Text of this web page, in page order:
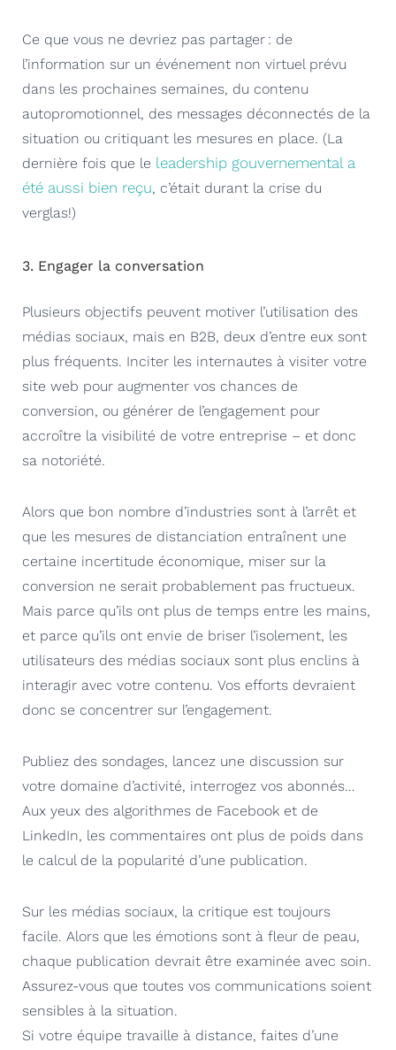
Ce que vous ne devriez pas partager : de
l’information sur un événement non virtuel prévu
dans les prochaines semaines, du contenu
autopromotionnel, des messages déconnectés de la
situation ou critiquant les mesures en place. (La
dernière fois que le leadership gouvernemental a
été aussi bien reçu, c’était durant la crise du
verglas!)
3. Engager la conversation
Plusieurs objectifs peuvent motiver l’utilisation des
médias sociaux, mais en B2B, deux d’entre eux sont
plus fréquents. Inciter les internautes à visiter votre
site web pour augmenter vos chances de
conversion, ou générer de l’engagement pour
accroître la visibilité de votre entreprise – et donc
sa notoriété.
Alors que bon nombre d’industries sont à l’arrêt et
que les mesures de distanciation entraînent une
certaine incertitude économique, miser sur la
conversion ne serait probablement pas fructueux.
Mais parce qu’ils ont plus de temps entre les mains,
et parce qu’ils ont envie de briser l’isolement, les
utilisateurs des médias sociaux sont plus enclins à
interagir avec votre contenu. Vos efforts devraient
donc se concentrer sur l’engagement.
Publiez des sondages, lancez une discussion sur
votre domaine d’activité, interrogez vos abonnés…
Aux yeux des algorithmes de Facebook et de
LinkedIn, les commentaires ont plus de poids dans
le calcul de la popularité d’une publication.
Sur les médias sociaux, la critique est toujours
facile. Alors que les émotions sont à fleur de peau,
chaque publication devrait être examinée avec soin.
Assurez-vous que toutes vos communications soient
sensibles à la situation.
Si votre équipe travaille à distance, faites d’une